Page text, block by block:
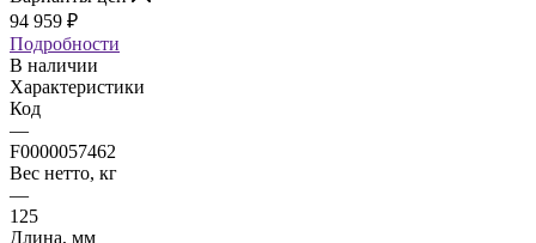
94 959 ₽
Подробности
В наличии
Характеристики
Код
—
F0000057462
Вес нетто, кг
—
125
Длина, мм